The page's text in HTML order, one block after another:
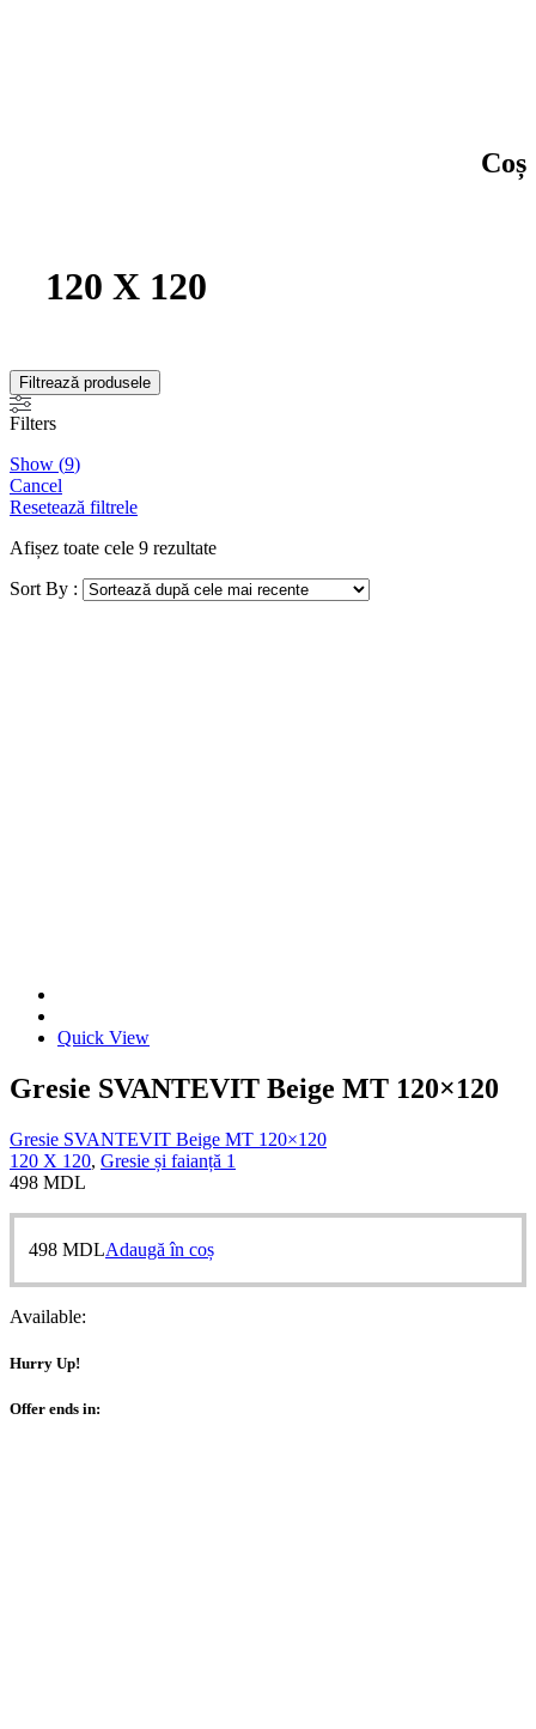
Coș
120 X 120
Filtrează produsele
Filters
Show (9)
Cancel
Resetează filtrele
Afișez toate cele 9 rezultate
Sort By :
Quick View
Gresie SVANTEVIT Beige MT 120×120
Gresie SVANTEVIT Beige MT 120×120
120 X 120, Gresie și faianță 1
498 MDL
498 MDLAdaugă în coș
Available:
Hurry Up!
Offer ends in: